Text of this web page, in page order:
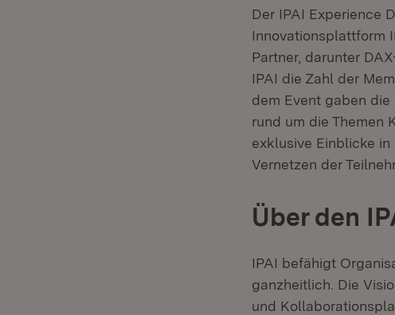
Der IPAI Experience
Innovationsplattform
Partner, darunter
IPAI die Zahl der
dem Event gaben
rund um die Themen
exklusive Einblicke
Vernetzen der
Über den
IPAI befähigt
ganzheitlich. Die
und